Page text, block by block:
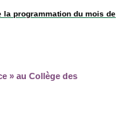
la programmation du mois de
» au Collège des